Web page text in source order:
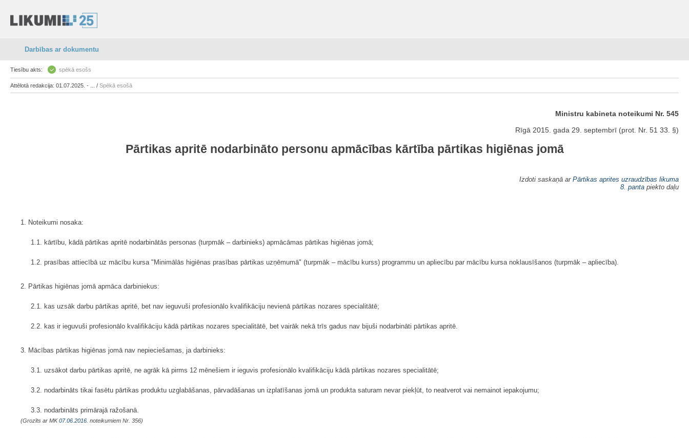
Darbības ar dokumentu
Tiesību akts: spēkā esošs
Attēlotā redakcija: 01.07.2025. - ... / Spēkā esošā
Ministru kabineta noteikumi Nr. 545
Rīgā 2015. gada 29. septembrī (prot. Nr. 51 33. §)
Pārtikas apritē nodarbināto personu apmācības kārtība pārtikas higiēnas jomā
Izdoti saskaņā ar Pārtikas aprites uzraudzības likuma
8. panta piekto daļu
1. Noteikumi nosaka:
1.1. kārtību, kādā pārtikas apritē nodarbinātās personas (turpmāk – darbinieks) apmācāmas pārtikas higiēnas jomā;
1.2. prasības attiecībā uz mācību kursa "Minimālās higiēnas prasības pārtikas uzņēmumā" (turpmāk – mācību kurss) programmu un apliecību par mācību kursa noklausīšanos (turpmāk – apliecība).
2. Pārtikas higiēnas jomā apmāca darbiniekus:
2.1. kas uzsāk darbu pārtikas apritē, bet nav ieguvuši profesionālo kvalifikāciju nevienā pārtikas nozares specialitātē;
2.2. kas ir ieguvuši profesionālo kvalifikāciju kādā pārtikas nozares specialitātē, bet vairāk nekā trīs gadus nav bijuši nodarbināti pārtikas apritē.
3. Mācības pārtikas higiēnas jomā nav nepieciešamas, ja darbinieks:
3.1. uzsākot darbu pārtikas apritē, ne agrāk kā pirms 12 mēnešiem ir ieguvis profesionālo kvalifikāciju kādā pārtikas nozares specialitātē;
3.2. nodarbināts tikai fasētu pārtikas produktu uzglabāšanas, pārvadāšanas un izplatīšanas jomā un produkta saturam nevar piekļūt, to neatverot vai nemainot iepakojumu;
3.3. nodarbināts primārajā ražošanā.
(Grozīts ar MK07.06.2016. noteikumiem Nr. 356)